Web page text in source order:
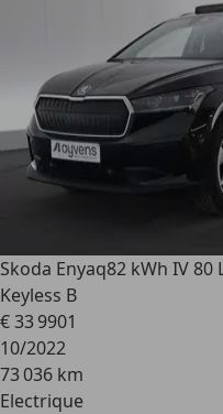
Skoda Enyaq82 kWh IV 80
Keyless B
€ 33 9901
10/2022
73 036 km
Electrique